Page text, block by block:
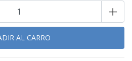
+